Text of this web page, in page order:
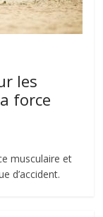
les
force
musculaire et
d’accident.